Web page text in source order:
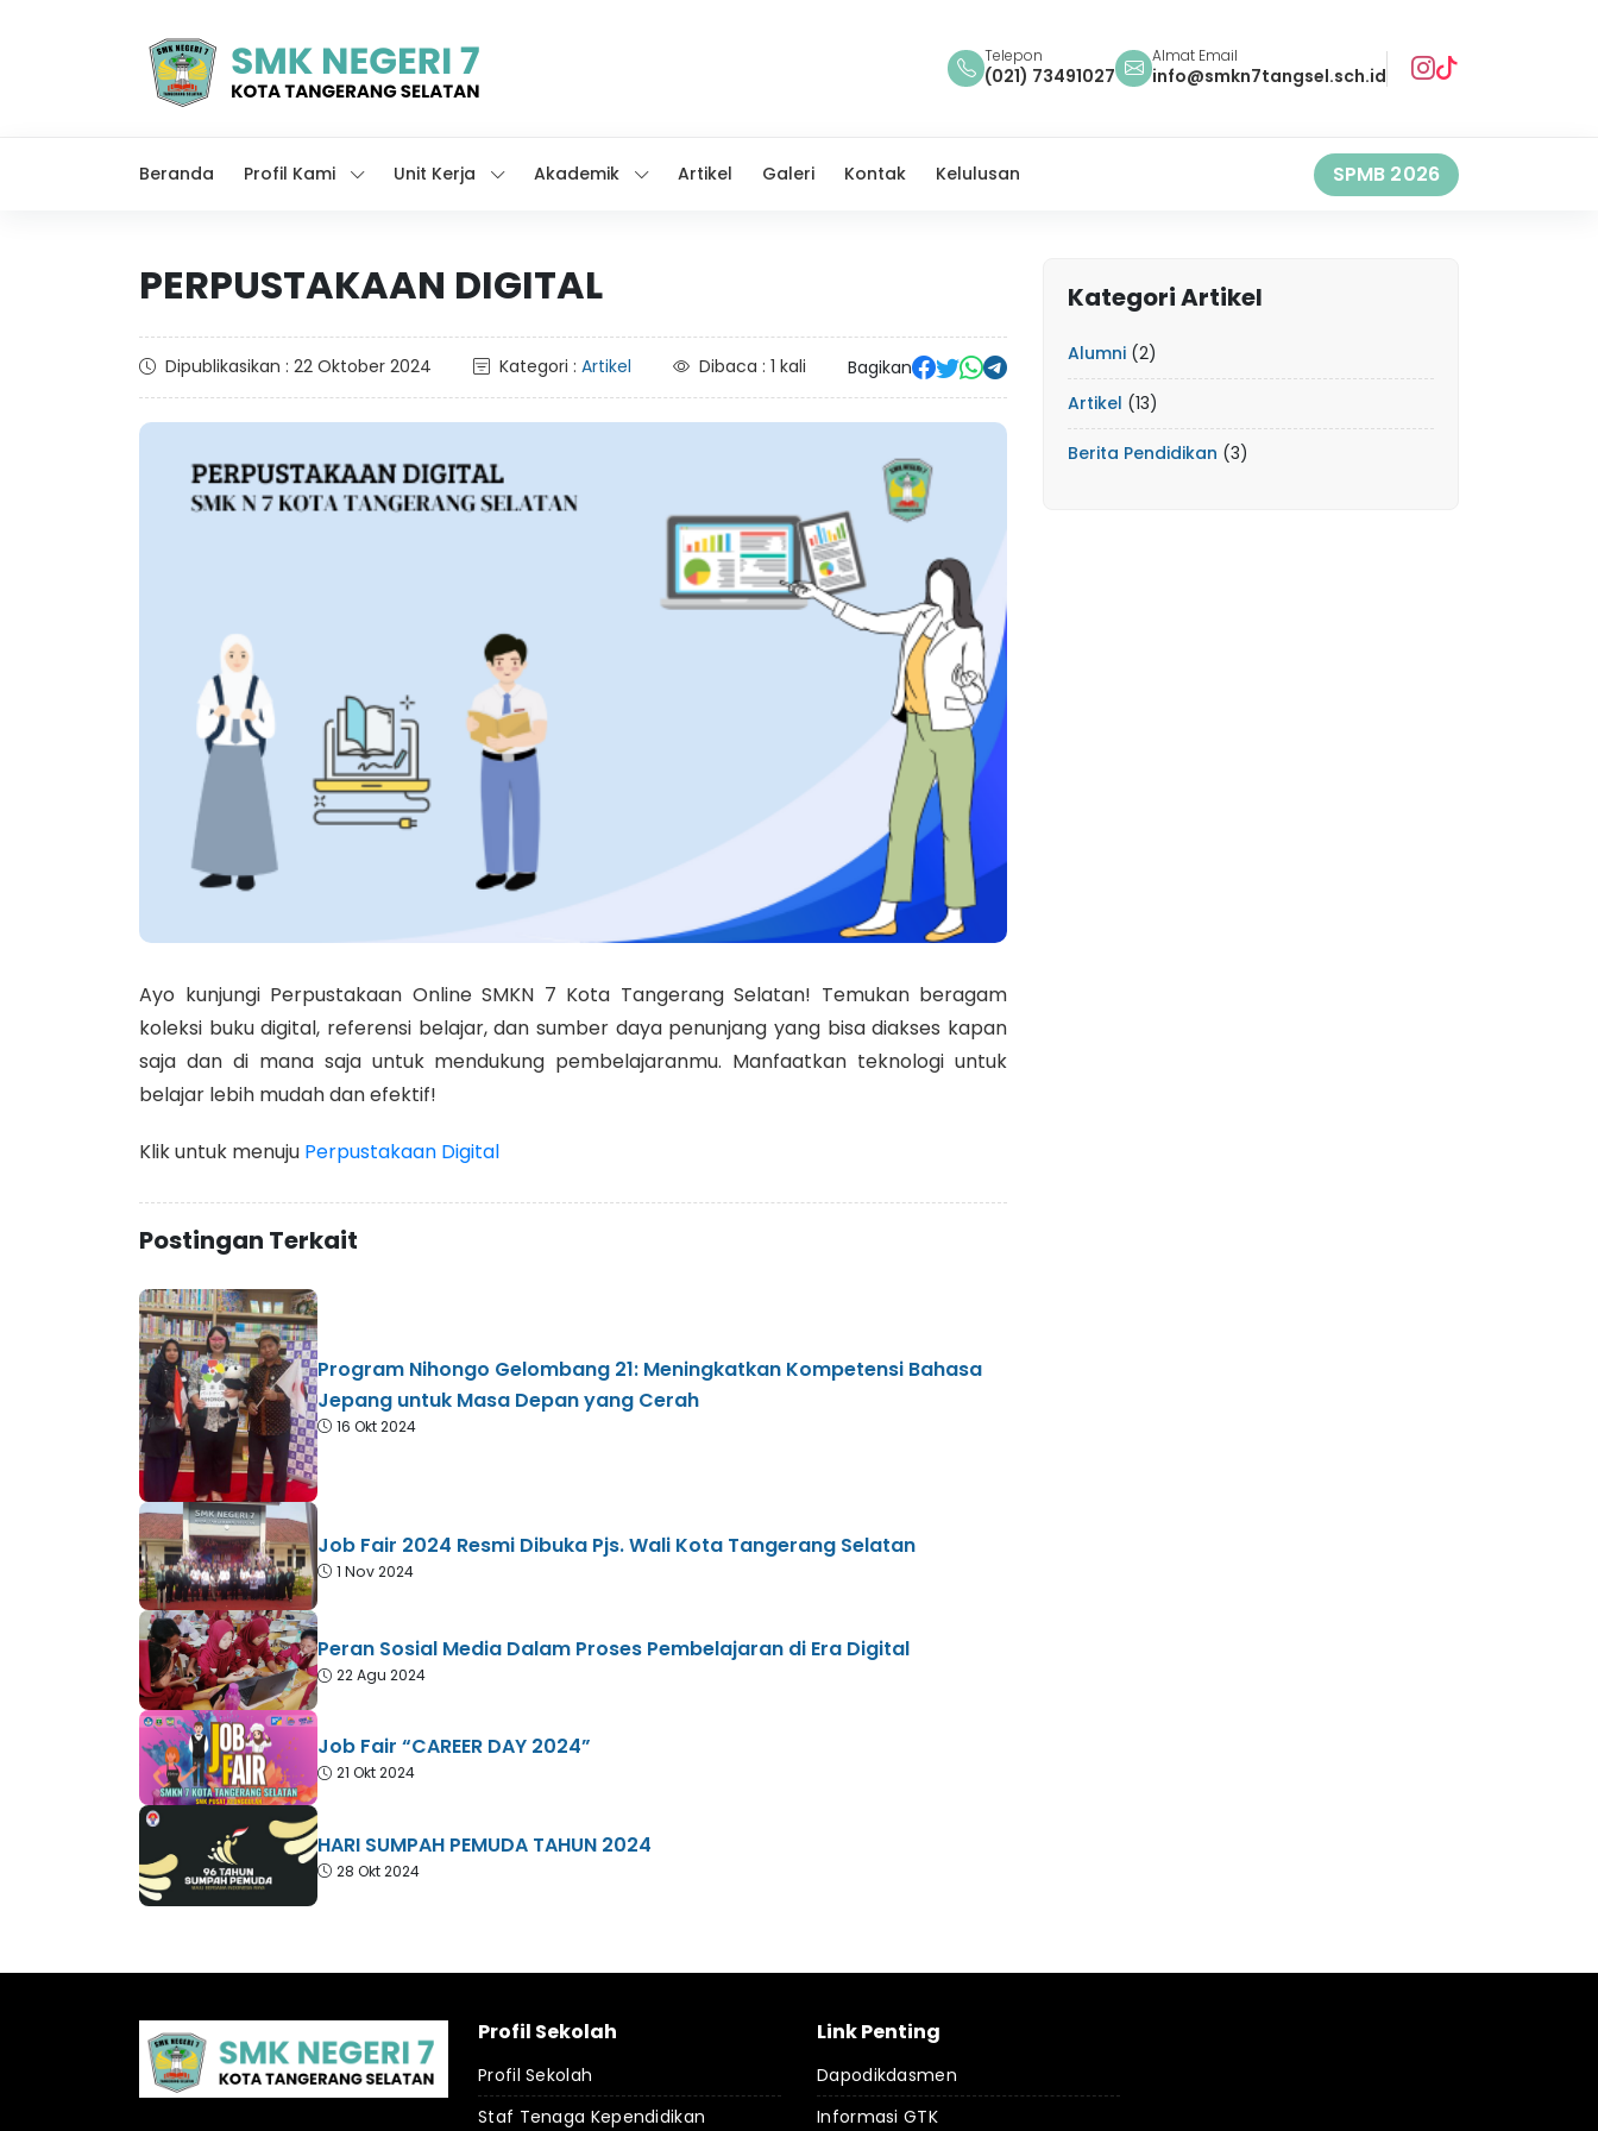
Telepon
(021) 73491027
Almat Email
info@smkn7tangsel.sch.id
Beranda Profil Kami Unit Kerja Akademik Artikel Galeri Kontak Kelulusan SPMB 2026
PERPUSTAKAAN DIGITAL
Dipublikasikan : 22 Oktober 2024 Kategori : Artikel Dibaca : 1 kali Bagikan
Ayo kunjungi Perpustakaan Online SMKN 7 Kota Tangerang Selatan! Temukan beragam
koleksi buku digital, referensi belajar, dan sumber daya penunjang yang bisa diakses kapan
saja dan di mana saja untuk mendukung pembelajaranmu. Manfaatkan teknologi untuk
belajar lebih mudah dan efektif!
Klik untuk menuju Perpustakaan Digital
Postingan Terkait
Program Nihongo Gelombang 21: Meningkatkan Kompetensi Bahasa
Jepang untuk Masa Depan yang Cerah
16 Okt 2024
Job Fair 2024 Resmi Dibuka Pjs. Wali Kota Tangerang Selatan
1 Nov 2024
Peran Sosial Media Dalam Proses Pembelajaran di Era Digital
22 Agu 2024
Job Fair “CAREER DAY 2024”
21 Okt 2024
HARI SUMPAH PEMUDA TAHUN 2024
28 Okt 2024
Kategori Artikel
Alumni (2)
Artikel (13)
Berita Pendidikan (3)
Profil Sekolah
Profil Sekolah
Staf Tenaga Kependidikan
Link Penting
Dapodikdasmen
Informasi GTK